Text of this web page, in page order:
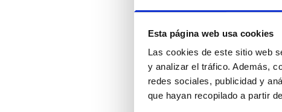
Esta página web usa cookies
Las cookies de este sitio web
y analizar el tráfico. Además,
redes sociales, publicidad y
que hayan recopilado a partir
Ganaremos
Compartir en: